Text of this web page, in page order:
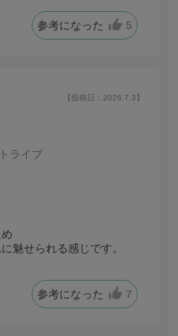
参考になった 5
【投稿日：2026.7.3】
ライプ
魅せられる感じです。
参考になった 7